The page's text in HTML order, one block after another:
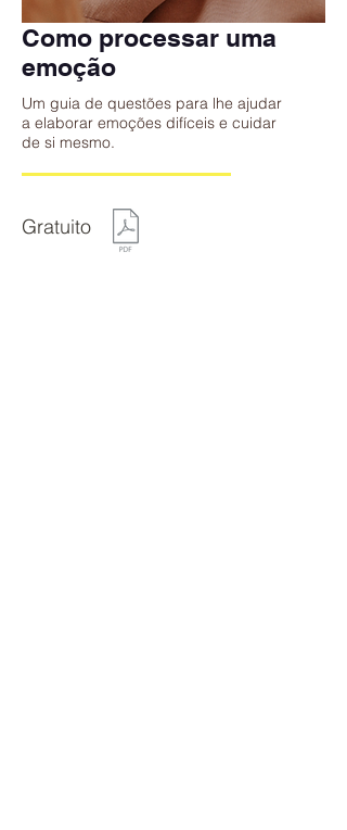
Como processar uma
emoção
Um guia de questões para lhe ajudar
a elaborar emoções difíceis e cuidar
de si mesmo.
Gratuito